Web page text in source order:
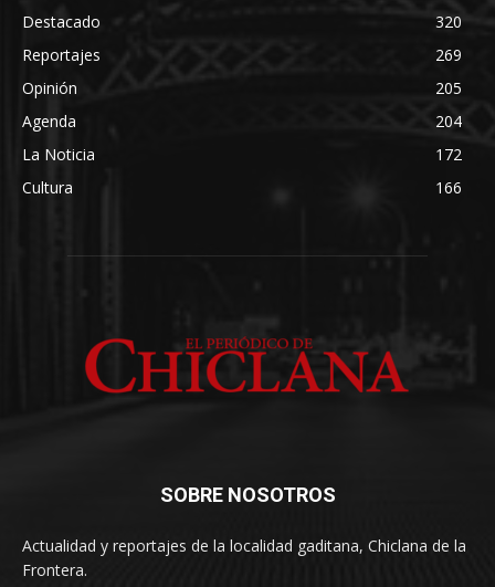
Destacado
320
Reportajes
269
Opinión
205
Agenda
204
La Noticia
172
Cultura
166
SOBRE NOSOTROS
Actualidad y reportajes de la localidad gaditana, Chiclana de la
Frontera.